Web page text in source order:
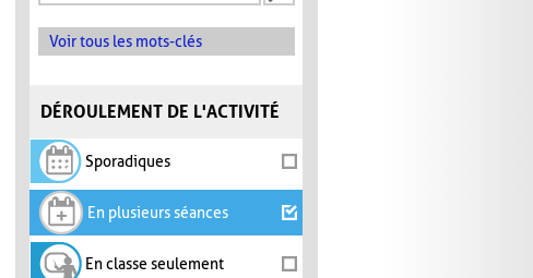
Voir tous les mots-clés
DÉROULEMENT DE L'ACTIVITÉ
Sporadiques
En plusieurs séances
En classe seulement